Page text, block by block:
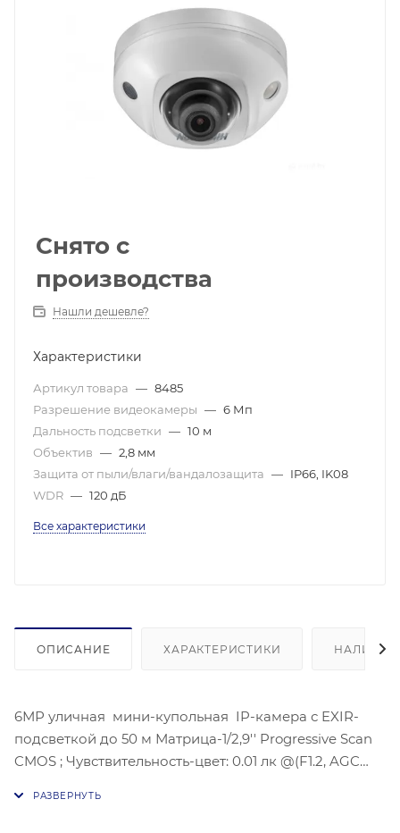
Снято с
производства
Нашли дешевле?
Характеристики
Артикул товара — 8485
Разрешение видеокамеры — 6 Мп
Дальность подсветки — 10 м
Объектив — 2,8 мм
Защита от пыли/влаги/вандалозащита — IP66, IK08
WDR — 120 дБ
Все характеристики
ОПИСАНИЕ ХАРАКТЕРИСТИКИ НАЛИЧИЕ
6МР уличная мини-купольная IP-камера с EXIR-
подсветкой до 50 м Матрица-1/2,9'' Progressive Scan
CMOS ; Чувствительность-цвет: 0.01 лк @(F1.2, AGC